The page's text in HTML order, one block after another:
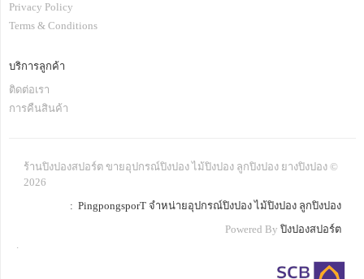
Privacy Policy
Terms & Conditions
บริการลูกค้า
ติดต่อเรา
การคืนสินค้า
ร้านปิงปองสปอร์ต ขายอุปกรณ์ปิงปอง ไม้ปิงปอง ลูกปิงปอง ยางปิงปอง ©
2026
: PingpongsporT จำหน่ายอุปกรณ์ปิงปอง ไม้ปิงปอง ลูกปิงปอง
Powered By ปิงปองสปอร์ต
.